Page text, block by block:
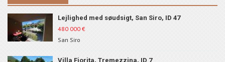
Lejlighed med søudsigt, San Siro, ID 47
480 000 €
San Siro
Villa Fiorita, Tremezzina, ID 7